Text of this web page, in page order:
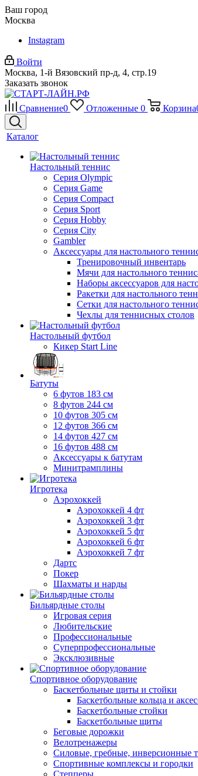
Ваш город
Москва
Instagram
Войти
Москва, 1-й Вязовский пр-д, 4, стр.19
Заказать звонок
Сравнение0 Отложенные 0 Корзина
Каталог
Настольный теннис
Серия Olympic
Серия Game
Серия Compact
Серия Sport
Серия Hobby
Серия City
Gambler
Аксессуары для настольного
Тренировочный инвентарь
Мячи для настольного
Наборы аксессуаров для
Ракетки для настольного
Сетки для настольного
Чехлы для теннисных столов
Настольный футбол
Кикер Start Line
Батуты
6 футов 183 см
8 футов 244 см
10 футов 305 см
12 футов 366 см
14 футов 427 см
16 футов 488 см
Аксессуары к батутам
Минитрамплины
Игротека
Аэрохоккей
Аэрохоккей 4 фт
Аэрохоккей 3 фт
Аэрохоккей 5 фт
Аэрохоккей 6 фт
Аэрохоккей 7 фт
Дартс
Покер
Шахматы и нарды
Бильярдные столы
Игровая серия
Любительские
Профессиональные
Суперпрофессиональные
Эксклюзивные
Спортивное оборудование
Баскетбольные щиты и стойки
Баскетбольные кольца и
Баскетбольные стойки
Баскетбольные щиты
Беговые дорожки
Велотренажеры
Силовые, гребные, инверсионные
Спортивные комплексы и городки
Степперы